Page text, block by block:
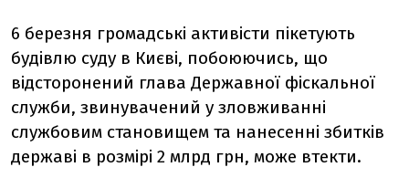
6 березня громадські активісти пікетують
будівлю суду в Києві, побоюючись, що
відсторонений глава Державної фіскальної
служби, звинувачений у зловживанні
службовим становищем та нанесенні збитків
державі в розмірі 2 млрд грн, може втекти.